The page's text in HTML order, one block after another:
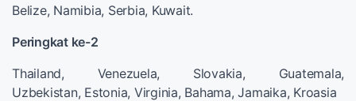
Belize, Namibia, Serbia, Kuwait.
Peringkat ke-2
Thailand, Venezuela, Slovakia, Guatemala,
Uzbekistan, Estonia, Virginia, Bahama, Jamaika, Kroasia